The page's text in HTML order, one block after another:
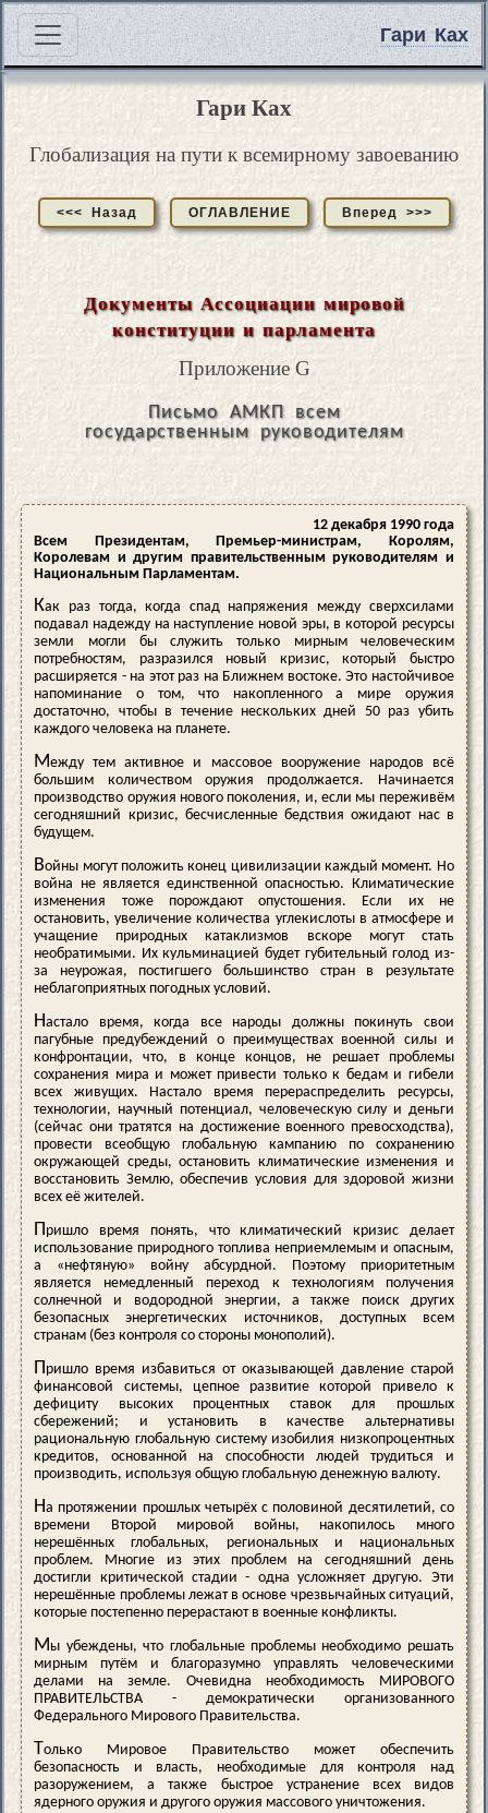
Гари Ках
Гари Ках
Глобализация на пути к всемирному завоеванию
<<< Назад ОГЛАВЛЕНИЕ Вперед >>>
Документы Ассоциации мировой
конституции и парламента
Приложение G
Письмо АМКП всем
государственным руководителям
12 декабря 1990 года
Всем Президентам, Премьер-министрам, Королям,
Королевам и другим правительственным руководителям и
Национальным Парламентам.
Как раз тогда, когда спад напряжения между сверхсилами
подавал надежду на наступление новой эры, в которой ресурсы
земли могли бы служить только мирным человеческим
потребностям, разразился новый кризис, который быстро
расширяется - на этот раз на Ближнем востоке. Это настойчивое
напоминание о том, что накопленного а мире оружия
достаточно, чтобы в течение нескольких дней 50 раз убить
каждого человека на планете.
Между тем активное и массовое вооружение народов всё
большим количеством оружия продолжается. Начинается
производство оружия нового поколения, и, если мы переживём
сегодняшний кризис, бесчисленные бедствия ожидают нас в
будущем.
Войны могут положить конец цивилизации каждый момент. Но
война не является единственной опасностью. Климатические
изменения тоже порождают опустошения. Если их не
остановить, увеличение количества углекислоты в атмосфере и
учащение природных катаклизмов вскоре могут стать
необратимыми. Их кульминацией будет губительный голод из-
за неурожая, постигшего большинство стран в результате
неблагоприятных погодных условий.
Настало время, когда все народы должны покинуть свои
пагубные предубеждений о преимуществах военной силы и
конфронтации, что, в конце концов, не решает проблемы
сохранения мира и может привести только к бедам и гибели
всех живущих. Настало время перераспределить ресурсы,
технологии, научный потенциал, человеческую силу и деньги
(сейчас они тратятся на достижение военного превосходства),
провести всеобщую глобальную кампанию по сохранению
окружающей среды, остановить климатические изменения и
восстановить Землю, обеспечив условия для здоровой жизни
всех её жителей.
Пришло время понять, что климатический кризис делает
использование природного топлива неприемлемым и опасным,
а «нефтяную» войну абсурдной. Поэтому приоритетным
является немедленный переход к технологиям получения
солнечной и водородной энергии, а также поиск других
безопасных энергетических источников, доступных всем
странам (без контроля со стороны монополий).
Пришло время избавиться от оказывающей давление старой
финансовой системы, цепное развитие которой привело к
дефициту высоких процентных ставок для прошлых
сбережений; и установить в качестве альтернативы
рациональную глобальную систему изобилия низкопроцентных
кредитов, основанной на способности людей трудиться и
производить, используя общую глобальную денежную валюту.
На протяжении прошлых четырёх с половиной десятилетий, со
времени Второй мировой войны, накопилось много
нерешённых глобальных, региональных и национальных
проблем. Многие из этих проблем на сегодняшний день
достигли критической стадии - одна усложняет другую. Эти
нерешённые проблемы лежат в основе чрезвычайных ситуаций,
которые постепенно перерастают в военные конфликты.
Мы убеждены, что глобальные проблемы необходимо решать
мирным путём и благоразумно управлять человеческими
делами на земле. Очевидна необходимость МИРОВОГО
ПРАВИТЕЛЬСТВА - демократически организованного
Федерального Мирового Правительства.
Только Мировое Правительство может обеспечить
безопасность и власть, необходимые для контроля над
разоружением, а также быстрое устранение всех видов
ядерного оружия и другого оружия массового уничтожения.